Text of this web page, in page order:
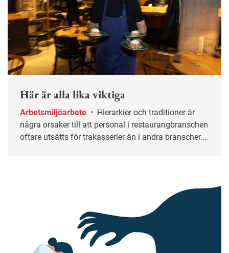
Här är alla lika viktiga
Arbetsmiljöarbete •
några orsaker till att personal i restaurangbranschen
oftare utsätts för trakasserier än i andra branscher.